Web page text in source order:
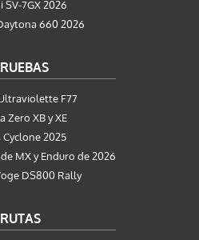
SV-7GX 2026
660 2026
F77
Zero XB y XE
Cyclone 2025
MX y Enduro de 2026
DS800 Rally
RUTAS